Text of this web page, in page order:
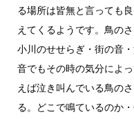
る場所は皆無と言っても
えてくるようです。鳥の
小川のせせらぎ・街の音
音でもその時の気分によ
えば泣き叫んでいる鳥の
る。どこで鳴ているのか